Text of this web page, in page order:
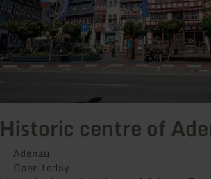
Historic centre of
Adenau
Open today